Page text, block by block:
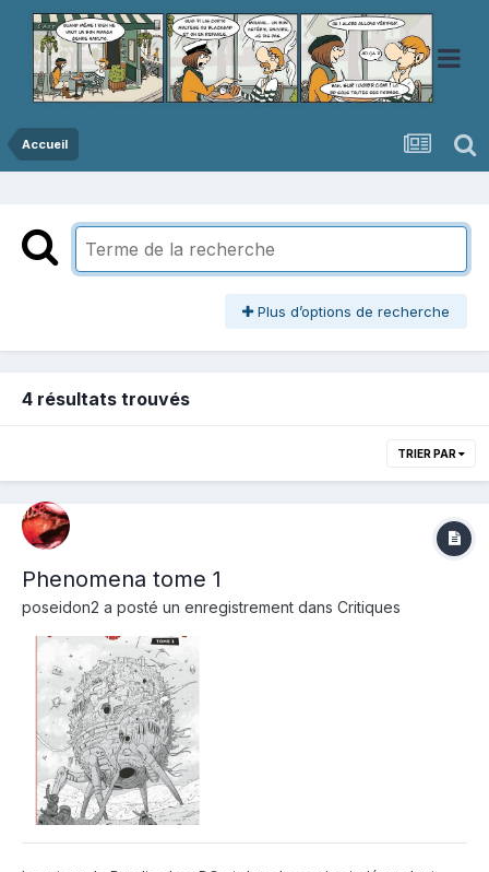
Accueil
Plus d’options de recherche
4 résultats trouvés
TRIER PAR
Phenomena tome 1
poseidon2 a posté un enregistrement dans Critiques